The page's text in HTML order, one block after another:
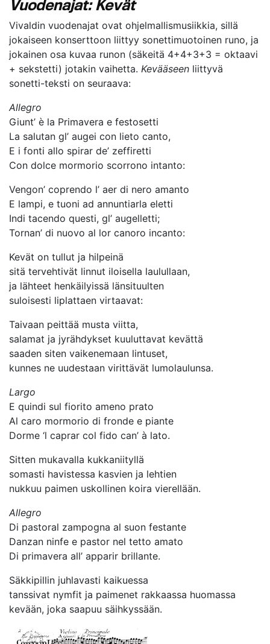
Vuodenajat: Kevät
Vivaldin vuodenajat ovat ohjelmallismusiikkia, sillä
jokaiseen konserttoon liittyy sonettimuotoinen runo, ja
jokainen osa kuvaa runon (säkeitä 4+4+3+3 = oktaavi
+ sekstetti) jotakin vaihetta. Kevääseen liittyvä
sonetti-teksti on seuraava:
Allegro
Giunt’ è la Primavera e festosetti
La salutan gl’ augei con lieto canto,
E i fonti allo spirar de’ zeffiretti
Con dolce mormorio scorrono intanto:
Vengon’ coprendo l’ aer di nero amanto
E lampi, e tuoni ad annuntiarla eletti
Indi tacendo questi, gl’ augelletti;
Tornan’ di nuovo al lor canoro incanto:
Kevät on tullut ja hilpeinä
sitä tervehtivät linnut iloisella laulullaan,
ja lähteet henkäilyissä länsituulten
suloisesti liplattaen virtaavat:
Taivaan peittää musta viitta,
salamat ja jyrähdykset kuuluttavat kevättä
saaden siten vaikenemaan lintuset,
kunnes ne uudestaan virittävät lumolaulunsa.
Largo
E quindi sul fiorito ameno prato
Al caro mormorio di fronde e piante
Dorme ‘l caprar col fido can’ à lato.
Sitten mukavalla kukkaniityllä
somasti havistessa kasvien ja lehtien
nukkuu paimen uskollinen koira vierellään.
Allegro
Di pastoral zampogna al suon festante
Danzan ninfe e pastor nel tetto amato
Di primavera all’ apparir brillante.
Säkkipillin juhlavasti kaikuessa
tanssivat nymfit ja paimenet rakkaassa huomassa
kevään, joka saapuu säihkyssään.